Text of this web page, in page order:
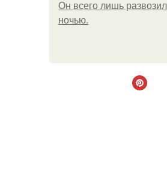
Он всего лишь
ночью.